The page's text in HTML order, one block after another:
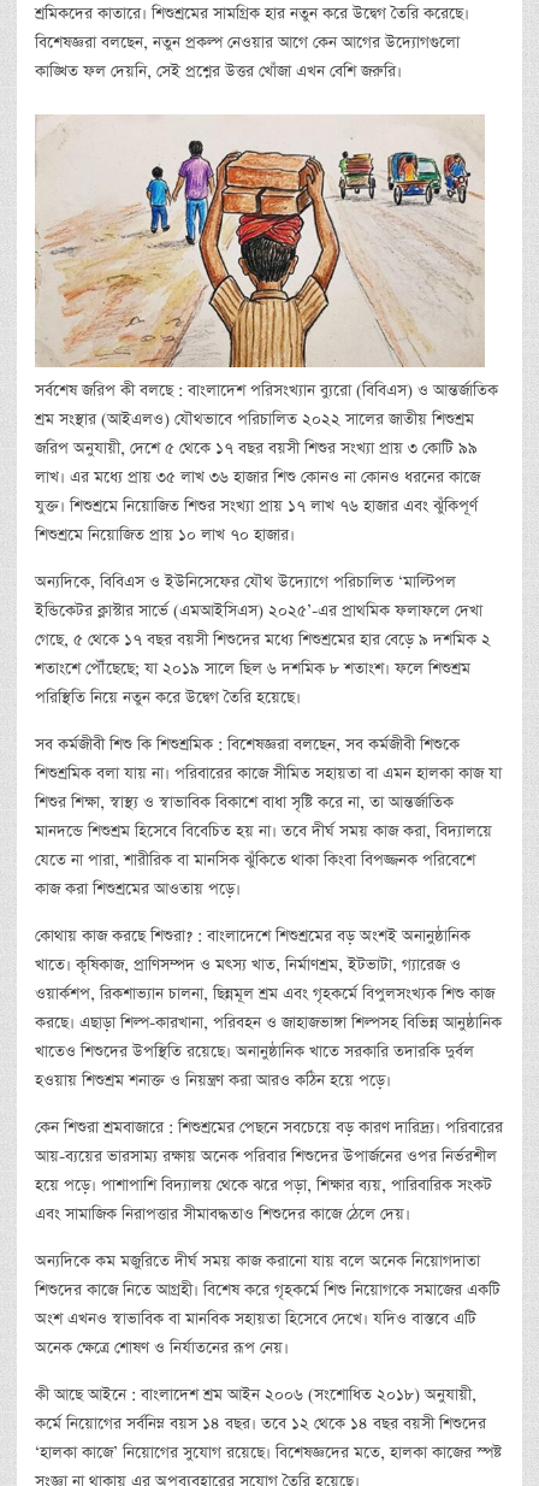
শ্রমিকদের কাতারে। শিশুশ্রমের সামগ্রিক হার নতুন করে উদ্বেগ তৈরি করেছে।
বিশেষজ্ঞরা বলছেন, নতুন প্রকল্প নেওয়ার আগে কেন আগের উদ্যোগগুলো
কাঙ্খিত ফল দেয়নি, সেই প্রশ্নের উত্তর খোঁজা এখন বেশি জরুরি।
সর্বশেষ জরিপ কী বলছে : বাংলাদেশ পরিসংখ্যান ব্যুরো (বিবিএস) ও আন্তর্জাতিক
শ্রম সংস্থার (আইএলও) যৌথভাবে পরিচালিত ২০২২ সালের জাতীয় শিশুশ্রম
জরিপ অনুযায়ী, দেশে ৫ থেকে ১৭ বছর বয়সী শিশুর সংখ্যা প্রায় ৩ কোটি ৯৯
লাখ। এর মধ্যে প্রায় ৩৫ লাখ ৩৬ হাজার শিশু কোনও না কোনও ধরনের কাজে
যুক্ত। শিশুশ্রমে নিয়োজিত শিশুর সংখ্যা প্রায় ১৭ লাখ ৭৬ হাজার এবং ঝুঁকিপূর্ণ
শিশুশ্রমে নিয়োজিত প্রায় ১০ লাখ ৭০ হাজার।
অন্যদিকে, বিবিএস ও ইউনিসেফের যৌথ উদ্যোগে পরিচালিত ‘মাল্টিপল
ইন্ডিকেটর ক্লাস্টার সার্ভে (এমআইসিএস) ২০২৫’-এর প্রাথমিক ফলাফলে দেখা
গেছে, ৫ থেকে ১৭ বছর বয়সী শিশুদের মধ্যে শিশুশ্রমের হার বেড়ে ৯ দশমিক ২
শতাংশে পৌঁছেছে; যা ২০১৯ সালে ছিল ৬ দশমিক ৮ শতাংশ। ফলে শিশুশ্রম
পরিস্থিতি নিয়ে নতুন করে উদ্বেগ তৈরি হয়েছে।
সব কর্মজীবী শিশু কি শিশুশ্রমিক : বিশেষজ্ঞরা বলছেন, সব কর্মজীবী শিশুকে
শিশুশ্রমিক বলা যায় না। পরিবারের কাজে সীমিত সহায়তা বা এমন হালকা কাজ যা
শিশুর শিক্ষা, স্বাস্থ্য ও স্বাভাবিক বিকাশে বাধা সৃষ্টি করে না, তা আন্তর্জাতিক
মানদন্ডে শিশুশ্রম হিসেবে বিবেচিত হয় না। তবে দীর্ঘ সময় কাজ করা, বিদ্যালয়ে
যেতে না পারা, শারীরিক বা মানসিক ঝুঁকিতে থাকা কিংবা বিপজ্জনক পরিবেশে
কাজ করা শিশুশ্রমের আওতায় পড়ে।
কোথায় কাজ করছে শিশুরা? : বাংলাদেশে শিশুশ্রমের বড় অংশই অনানুষ্ঠানিক
খাতে। কৃষিকাজ, প্রাণিসম্পদ ও মৎস্য খাত, নির্মাণশ্রম, ইটভাটা, গ্যারেজ ও
ওয়ার্কশপ, রিকশাভ্যান চালনা, ছিন্নমূল শ্রম এবং গৃহকর্মে বিপুলসংখ্যক শিশু কাজ
করছে। এছাড়া শিল্প-কারখানা, পরিবহন ও জাহাজভাঙ্গা শিল্পসহ বিভিন্ন আনুষ্ঠানিক
খাতেও শিশুদের উপস্থিতি রয়েছে। অনানুষ্ঠানিক খাতে সরকারি তদারকি দুর্বল
হওয়ায় শিশুশ্রম শনাক্ত ও নিয়ন্ত্রণ করা আরও কঠিন হয়ে পড়ে।
কেন শিশুরা শ্রমবাজারে : শিশুশ্রমের পেছনে সবচেয়ে বড় কারণ দারিদ্র্য। পরিবারের
আয়-ব্যয়ের ভারসাম্য রক্ষায় অনেক পরিবার শিশুদের উপার্জনের ওপর নির্ভরশীল
হয়ে পড়ে। পাশাপাশি বিদ্যালয় থেকে ঝরে পড়া, শিক্ষার ব্যয়, পারিবারিক সংকট
এবং সামাজিক নিরাপত্তার সীমাবদ্ধতাও শিশুদের কাজে ঠেলে দেয়।
অন্যদিকে কম মজুরিতে দীর্ঘ সময় কাজ করানো যায় বলে অনেক নিয়োগদাতা
শিশুদের কাজে নিতে আগ্রহী। বিশেষ করে গৃহকর্মে শিশু নিয়োগকে সমাজের একটি
অংশ এখনও স্বাভাবিক বা মানবিক সহায়তা হিসেবে দেখে। যদিও বাস্তবে এটি
অনেক ক্ষেত্রে শোষণ ও নির্যাতনের রূপ নেয়।
কী আছে আইনে : বাংলাদেশ শ্রম আইন ২০০৬ (সংশোধিত ২০১৮) অনুযায়ী,
কর্মে নিয়োগের সর্বনিম্ন বয়স ১৪ বছর। তবে ১২ থেকে ১৪ বছর বয়সী শিশুদের
‘হালকা কাজে’ নিয়োগের সুযোগ রয়েছে। বিশেষজ্ঞদের মতে, হালকা কাজের স্পষ্ট